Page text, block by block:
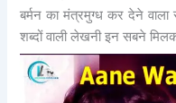
बर्मन का मंत्रमुग्ध कर देने
शब्दों वाली लेखनी इन सबने